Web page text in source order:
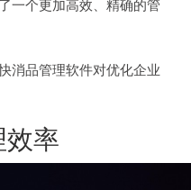
一个更加高效、精确的管
消品管理软件对优化企业
率